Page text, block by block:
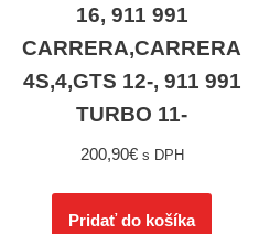
16, 911 991
CARRERA,CARRERA
4S,4,GTS 12-, 911 991
TURBO 11-
200,90€ s DPH
Pridať do košíka